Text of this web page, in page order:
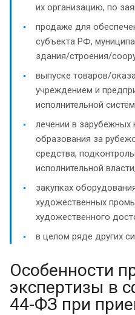
их организацию, по
продаже для
субъекта РФ,
здания/строения/
выпуске товаров/
учреждением и
исполнительной
лечении в зарубежных
образования за
средства,
исполнительной власти;
закупках
художественных
художественного
в целом ряде других
Особенности
экспертизы в
44-ФЗ при